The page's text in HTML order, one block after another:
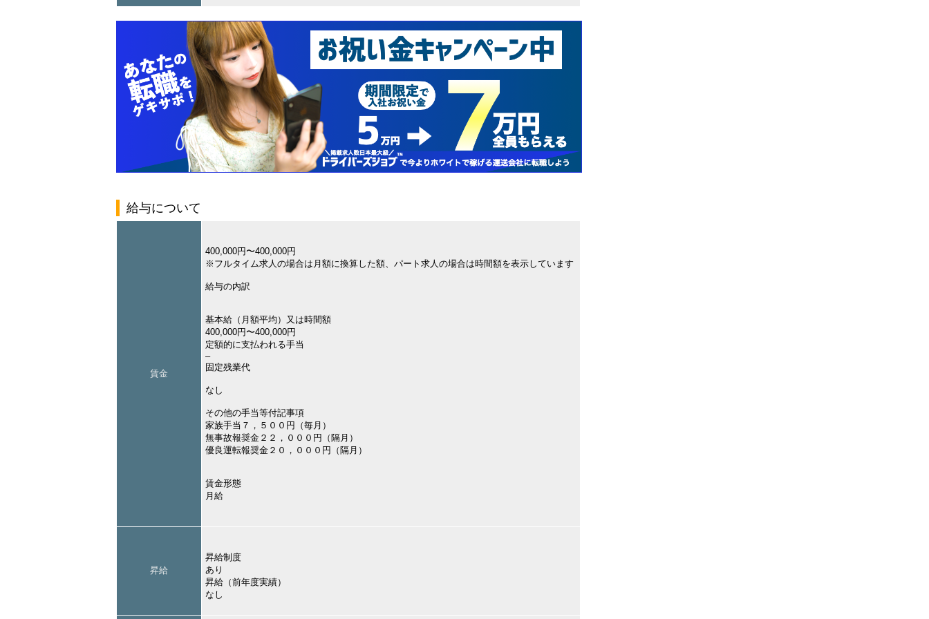
給与について
賃金
400,000円〜400,000円
※フルタイム求人の場合は月額に換算した額、パート求人の場合は時間額を表示しています
給与の内訳
基本給（月額平均）又は時間額
400,000円〜400,000円
定額的に支払われる手当
–
固定残業代
なし
その他の手当等付記事項
家族手当７，５００円（毎月）
無事故報奨金２２，０００円（隔月）
優良運転報奨金２０，０００円（隔月）
賃金形態
月給
昇給
昇給制度
あり
昇給（前年度実績）
なし